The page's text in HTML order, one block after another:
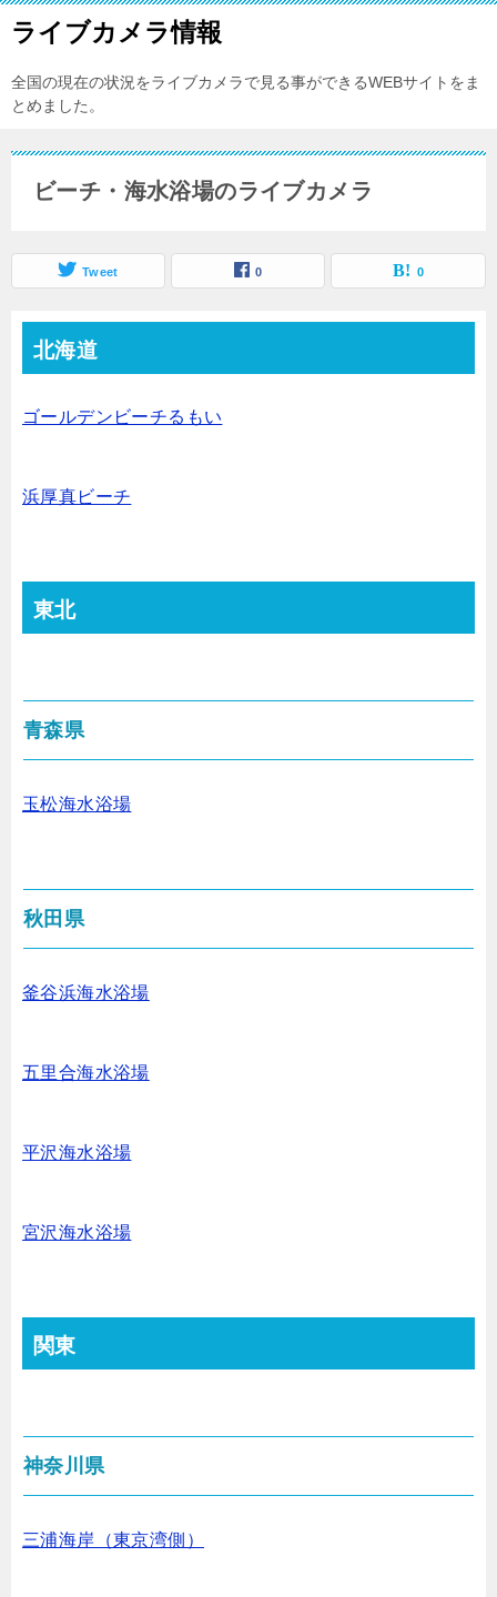
ライブカメラ情報
全国の現在の状況をライブカメラで見る事ができるWEBサイトをま
とめました。
ビーチ・海水浴場のライブカメラ
Tweet 0 0
北海道
ゴールデンビーチるもい
浜厚真ビーチ
東北
青森県
玉松海水浴場
秋田県
釜谷浜海水浴場
五里合海水浴場
平沢海水浴場
宮沢海水浴場
関東
神奈川県
三浦海岸（東京湾側）